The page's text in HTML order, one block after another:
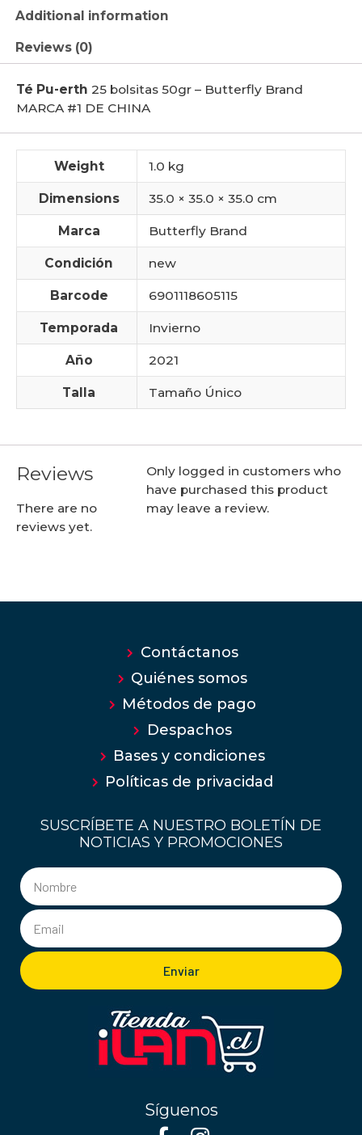
Additional information
Reviews (0)
Té Pu-erth 25 bolsitas 50gr – Butterfly Brand
MARCA #1 DE CHINA
Weight 1.0 kg
Dimensions 35.0 × 35.0 × 35.0 cm
Marca Butterfly Brand
Condición new
Barcode 6901118605115
Temporada Invierno
Año 2021
Talla Tamaño Único
Reviews
There are no
reviews yet.
Only logged in customers who
have purchased this product
may leave a review.
Contáctanos
Quiénes somos
Métodos de pago
Despachos
Bases y condiciones
Políticas de privacidad
SUSCRÍBETE A NUESTRO BOLETÍN DE
NOTICIAS Y PROMOCIONES
Enviar
Síguenos